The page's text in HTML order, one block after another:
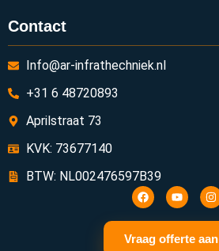
Contact
Info@ar-infrathechniek.nl
+31 6 48720893
Aprilstraat 73
KVK: 73677140
BTW: NL002476597B39
Vraag offerte aan